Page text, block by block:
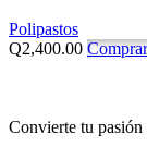
Polipastos
Q2,400.00
Convierte tu